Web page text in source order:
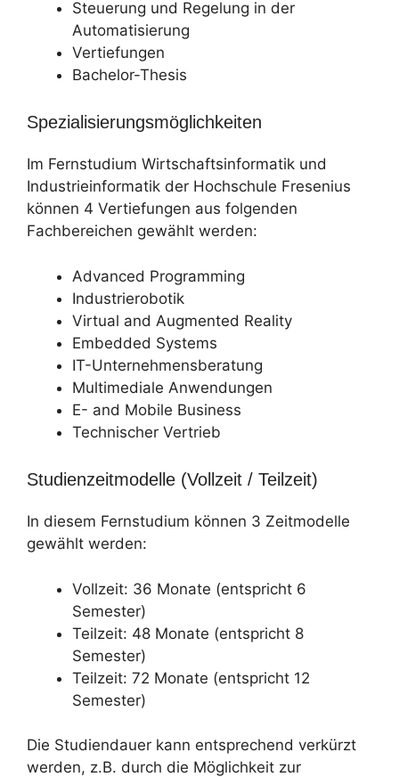
Steuerung und Regelung in der
Automatisierung
Vertiefungen
Bachelor-Thesis
Spezialisierungsmöglichkeiten
Im Fernstudium Wirtschaftsinformatik und
Industrieinformatik der Hochschule Fresenius
können 4 Vertiefungen aus folgenden
Fachbereichen gewählt werden:
Advanced Programming
Industrierobotik
Virtual and Augmented Reality
Embedded Systems
IT-Unternehmensberatung
Multimediale Anwendungen
E- and Mobile Business
Technischer Vertrieb
Studienzeitmodelle (Vollzeit / Teilzeit)
In diesem Fernstudium können 3 Zeitmodelle
gewählt werden:
Vollzeit: 36 Monate (entspricht 6
Semester)
Teilzeit: 48 Monate (entspricht 8
Semester)
Teilzeit: 72 Monate (entspricht 12
Semester)
Die Studiendauer kann entsprechend verkürzt
werden, z.B. durch die Möglichkeit zur